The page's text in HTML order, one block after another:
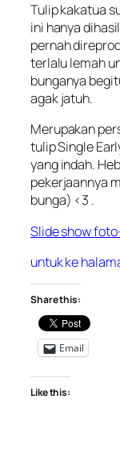
Tulip kakatua
ini hanya
pernah
terlalu lemah
bunganya
agak jatuh.
Merupakan
tulip Single
yang indah.
pekerjaannya
bunga) <3 .
Slide show
untuk ke
Share this:
Email
Like this: